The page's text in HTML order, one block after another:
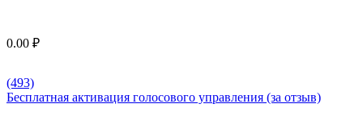
0.00 ₽
(493)
Бесплатная активация голосового управления (за отзыв)